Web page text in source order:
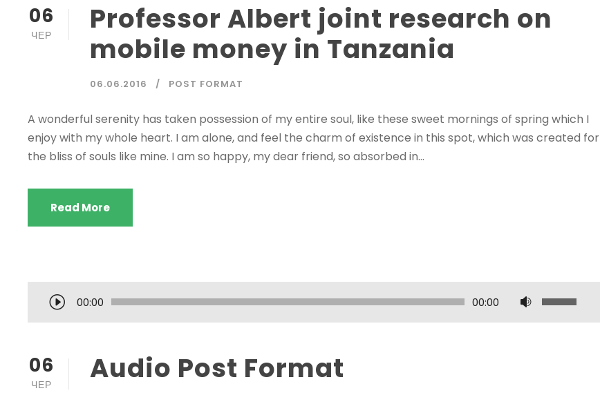
06
ЧЕР
Professor Albert joint research on
mobile money in Tanzania
06.06.2016 POST FORMAT
A wonderful serenity has taken possession of my entire soul, like these sweet mornings of spring which I
enjoy with my whole heart. I am alone, and feel the charm of existence in this spot, which was created for
the bliss of souls like mine. I am so happy, my dear friend, so absorbed in...
Read More
у
о
00:00 00:00
В
и
06
ЧЕР Audio Post Format